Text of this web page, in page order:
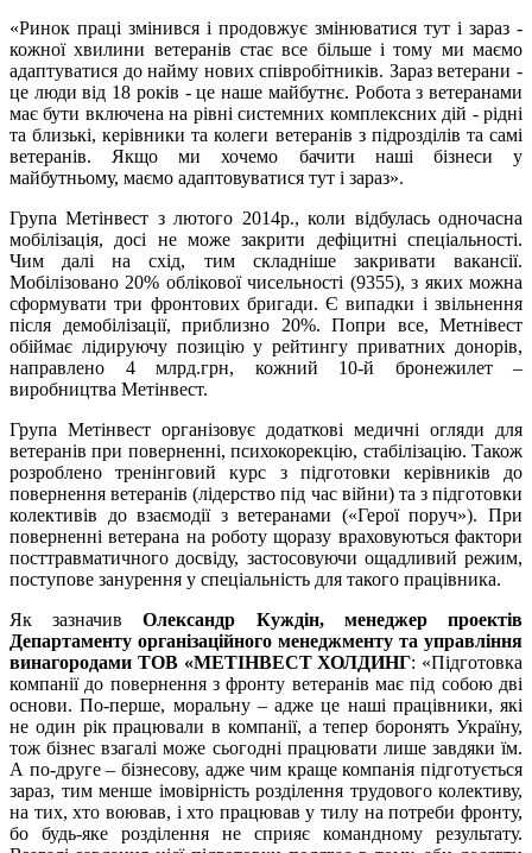
«Ринок праці змінився і продовжує змінюватися тут і зараз -
кожної хвилини ветеранів стає все більше і тому ми маємо
адаптуватися до найму нових співробітників. Зараз ветерани -
це люди від 18 років - це наше майбутнє. Робота з ветеранами
має бути включена на рівні системних комплексних дій - рідні
та близькі, керівники та колеги ветеранів з підрозділів та самі
ветеранів. Якщо ми хочемо бачити наші бізнеси у
майбутньому, маємо адаптовуватися тут і зараз».
Група Метінвест з лютого 2014р., коли відбулась одночасна
мобілізація, досі не може закрити дефіцитні спеціальності.
Чим далі на схід, тим складніше закривати вакансії.
Мобілізовано 20% облікової чисельності (9355), з яких можна
сформувати три фронтових бригади. Є випадки і звільнення
після демобілізації, приблизно 20%. Попри все, Метнівест
обіймає лідируючу позицію у рейтингу приватних донорів,
направлено 4 млрд.грн, кожний 10-й бронежилет –
виробництва Метінвест.
Група Метінвест організовує додаткові медичні огляди для
ветеранів при поверненні, психокорекцію, стабілізацію. Також
розроблено тренінговий курс з підготовки керівників до
повернення ветеранів (лідерство під час війни) та з підготовки
колективів до взаємодії з ветеранами («Герої поруч»). При
поверненні ветерана на роботу щоразу враховуються фактори
посттравматичного досвіду, застосовуючи ощадливий режим,
поступове занурення у спеціальність для такого працівника.
Як зазначивОлександр Куждін, менеджер проектів
Департаменту організаційного менеджменту та управління
винагородами ТОВ «МЕТІНВЕСТ ХОЛДИНГ: «Підготовка
компанії до повернення з фронту ветеранів має під собою дві
основи. По-перше, моральну – адже це наші працівники, які
не один рік працювали в компанії, а тепер боронять Україну,
тож бізнес взагалі може сьогодні працювати лише завдяки їм.
А по-друге – бізнесову, адже чим краще компанія підготується
зараз, тим менше імовірність розділення трудового колективу,
на тих, хто воював, і хто працював у тилу на потреби фронту,
бо будь-яке розділення не сприяє командному результату.